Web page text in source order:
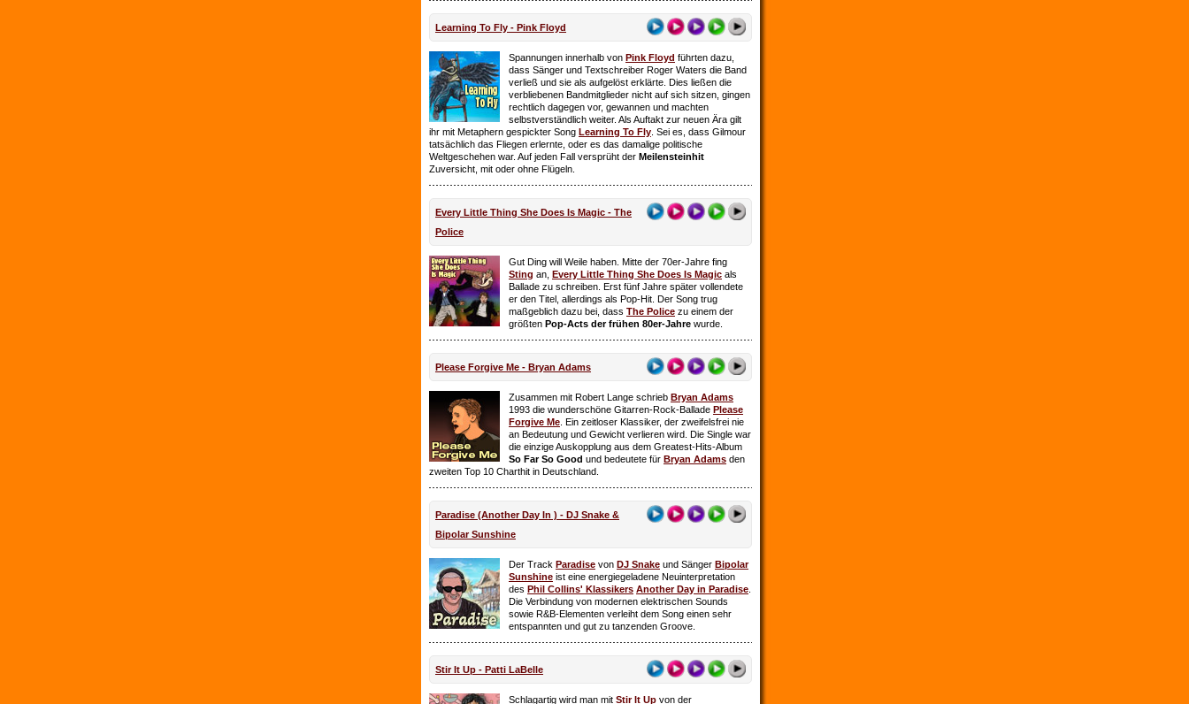
Learning To Fly - Pink Floyd
Spannungen innerhalb von Pink Floyd führten dazu,
dass Sänger und Textschreiber Roger Waters die Band
verließ und sie als aufgelöst erklärte. Dies ließen die
verbliebenen Bandmitglieder nicht auf sich sitzen, gingen
rechtlich dagegen vor, gewannen und machten
selbstverständlich weiter. Als Auftakt zur neuen Ära gilt
ihr mit Metaphern gespickter Song Learning To Fly . Sei es, dass Gilmour
tatsächlich das Fliegen erlernte, oder es das damalige politische
Weltgeschehen war. Auf jeden Fall versprüht der Meilensteinhit
Zuversicht, mit oder ohne Flügeln.
Every Little Thing She Does Is Magic - The
Police
Gut Ding will Weile haben. Mitte der 70er-Jahre fing
Sting an, Every Little Thing She Does Is Magic als
Ballade zu schreiben. Erst fünf Jahre später vollendete
er den Titel, allerdings als Pop-Hit. Der Song trug
maßgeblich dazu bei, dass The Police zu einem der
größten Pop-Acts der frühen 80er-Jahre wurde.
Please Forgive Me - Bryan Adams
Zusammen mit Robert Lange schrieb Bryan Adams
1993 die wunderschöne Gitarren-Rock-Ballade Please
Forgive Me . Ein zeitloser Klassiker, der zweifelsfrei nie
an Bedeutung und Gewicht verlieren wird. Die Single war
die einzige Auskopplung aus dem Greatest-Hits-Album
So Far So Good und bedeutete für Bryan Adams den
zweiten Top 10 Charthit in Deutschland.
Paradise (Another Day In ) - DJ Snake &
Bipolar Sunshine
Der Track Paradise von DJ Snake und Sänger Bipolar
Sunshine ist eine energiegeladene Neuinterpretation
des Phil Collins' Klassikers Another Day in Paradise
Die Verbindung von modernen elektrischen Sounds
sowie R&B-Elementen verleiht dem Song einen sehr
entspannten und gut zu tanzenden Groove.
Stir It Up - Patti LaBelle
Schlagartig wird man mit Stir It Up von der